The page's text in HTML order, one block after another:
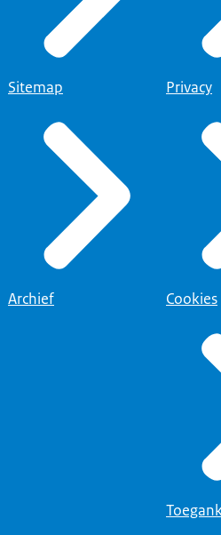
Sitemap
Archief
Privacy
Cookies